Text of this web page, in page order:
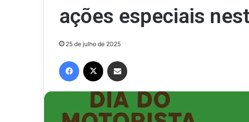
ações especiais
25 de julho de 2025
Facebook